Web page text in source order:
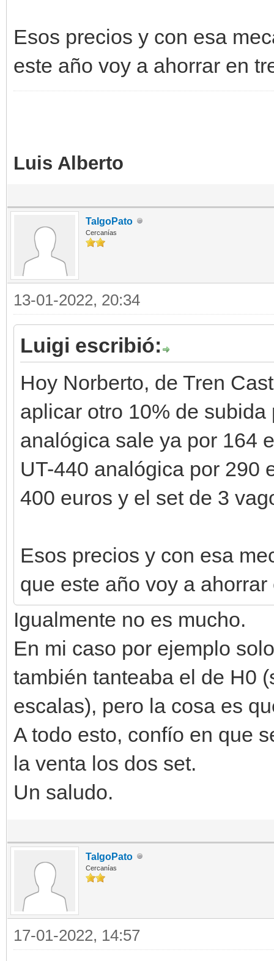
Esos precios y con esa
este año voy a ahorrar en
Luis Alberto
TalgoPato
Cercanías
13-01-2022, 20:34
Luigi escribió:
Hoy Norberto, de Tren
aplicar otro 10% de subida
analógica sale ya por 164
UT-440 analógica por 290
400 euros y el set de 3
Esos precios y con esa
que este año voy a ahorrar
Igualmente no es mucho.
En mi caso por ejemplo
también tanteaba el de H0
escalas), pero la cosa es
A todo esto, confío en que
la venta los dos set.
Un saludo.
TalgoPato
Cercanías
17-01-2022, 14:57